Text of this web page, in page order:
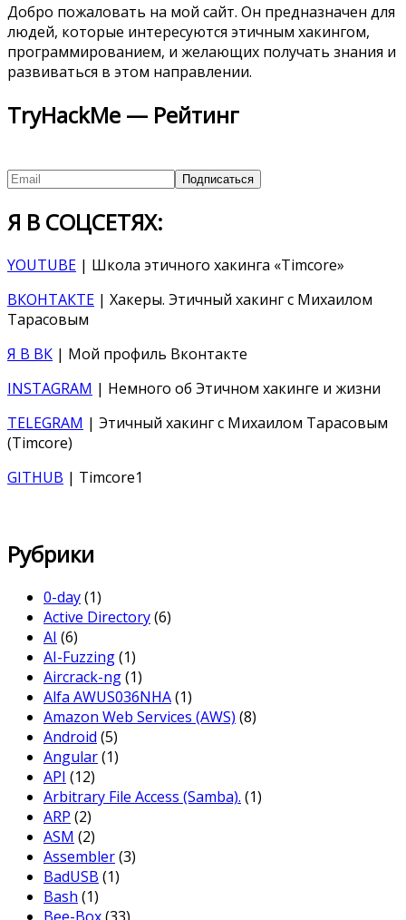
Добро пожаловать на мой сайт. Он предназначен для
людей, которые интересуются этичным хакингом,
программированием, и желающих получать знания и
развиваться в этом направлении.
TryHackMe — Рейтинг
Я В СОЦСЕТЯХ:
YOUTUBE | Школа этичного хакинга «Timcore»
ВКОНТАКТЕ | Хакеры. Этичный хакинг с Михаилом
Тарасовым
Я В ВК | Мой профиль Вконтакте
INSTAGRAM | Немного об Этичном хакинге и жизни
TELEGRAM | Этичный хакинг с Михаилом Тарасовым
(Timcore)
GITHUB | Timcore1
Рубрики
0-day(1)
Active Directory(6)
AI (6)
AI-Fuzzing(1)
Aircrack-ng(1)
Alfa AWUS036NHA(1)
Amazon Web Services (AWS) (8)
Android (5)
Angular(1)
API (12)
Arbitrary File Access (Samba). (1)
ARP (2)
ASM (2)
Assembler(3)
BadUSB (1)
Bash (1)